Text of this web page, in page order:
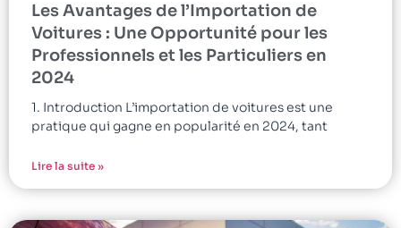
Les Avantages de l’Importation de
Voitures : Une Opportunité pour les
Professionnels et les Particuliers en
2024
1. Introduction L’importation de voitures est une
pratique qui gagne en popularité en 2024, tant
Lire la suite »